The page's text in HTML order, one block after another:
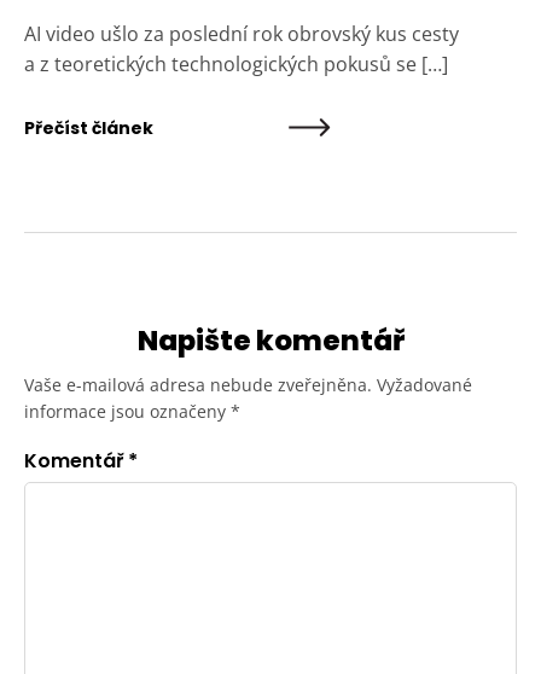
AI video ušlo za poslední rok obrovský kus cesty
a z teoretických technologických pokusů se […]
Přečíst článek
Napište komentář
Vaše e-mailová adresa nebude zveřejněna. Vyžadované
informace jsou označeny *
Komentář*